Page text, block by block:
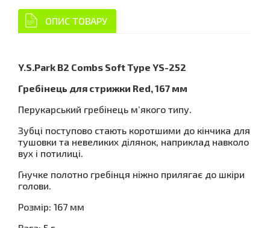
ОПИС ТОВАРУ
Y.S.Park B2 Combs Soft Type YS-252
Гребінець для стрижки Red, 167 мм
Перукарський гребінець м’якого типу.
Зубці поступово стають коротшими до кінчика для
тушовки та невеликих ділянок, наприклад навколо
вух і потилиці.
Гнучке полотно гребінця ніжно прилягає до шкіри
голови.
Розмір: 167 мм